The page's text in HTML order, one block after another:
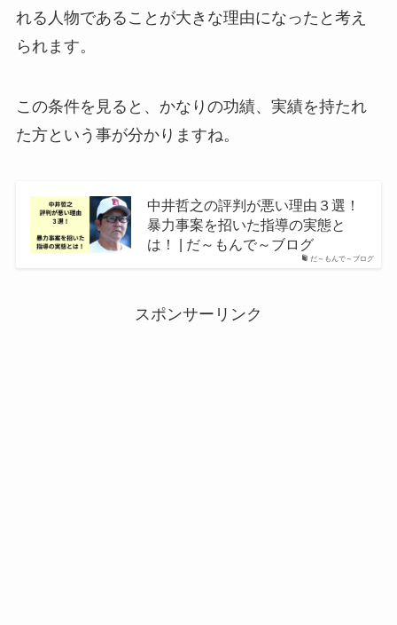
れる人物であることが大きな理由になったと考え
られます。
この条件を見ると、かなりの功績、実績を持たれ
た方という事が分かりますね。
だ～もんで～ブログ
中井哲之の評判が悪い理由３選！
暴力事案を招いた指導の実態と
は！ | だ～もんで～ブログ
スポンサーリンク